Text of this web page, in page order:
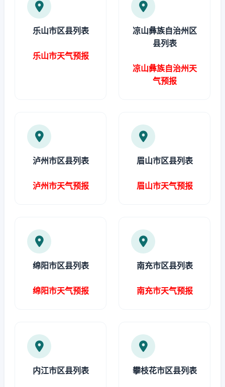
乐山市区县列表
乐山市天气预报
凉山彝族自治州区
县列表
凉山彝族自治州天
气预报
泸州市区县列表
泸州市天气预报
眉山市区县列表
眉山市天气预报
绵阳市区县列表
绵阳市天气预报
南充市区县列表
南充市天气预报
内江市区县列表 攀枝花市区县列表